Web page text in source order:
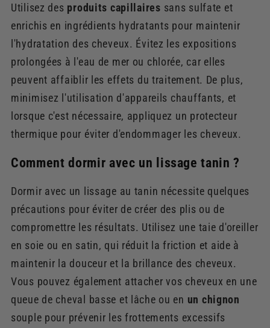
Utilisez des produits capillaires sans sulfate et
enrichis en ingrédients hydratants pour maintenir
l'hydratation des cheveux. Évitez les expositions
prolongées à l'eau de mer ou chlorée, car elles
peuvent affaiblir les effets du traitement. De plus,
minimisez l'utilisation d'appareils chauffants, et
lorsque c'est nécessaire, appliquez un protecteur
thermique pour éviter d'endommager les cheveux.
Comment dormir avec un lissage tanin ?
Dormir avec un lissage au tanin nécessite quelques
précautions pour éviter de créer des plis ou de
compromettre les résultats. Utilisez une taie d'oreiller
en soie ou en satin, qui réduit la friction et aide à
maintenir la douceur et la brillance des cheveux.
Vous pouvez également attacher vos cheveux en une
queue de cheval basse et lâche ou en un chignon
souple pour prévenir les frottements excessifs